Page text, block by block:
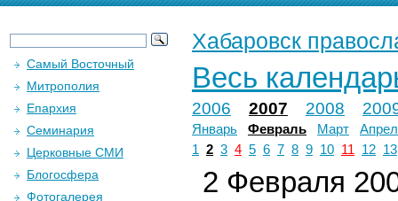
Хабаровск
Весь
2006 2007 2008
Январь Февраль Март
1 2 3 4 5 6 7 8 9 10 11 12 13
2 Февраля
Самый Восточный
Митрополия
Епархия
Семинария
Церковные СМИ
Блогосфера
Фотогалерея